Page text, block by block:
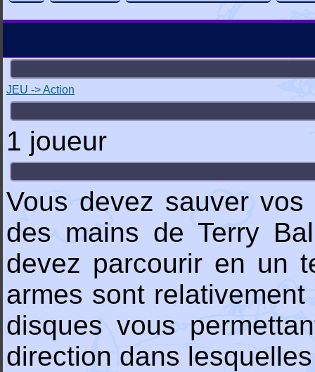
JEU -> Action
1 joueur
Vous devez sauver
des mains de Terry
devez parcourir en un
armes sont
disques vous
direction dans